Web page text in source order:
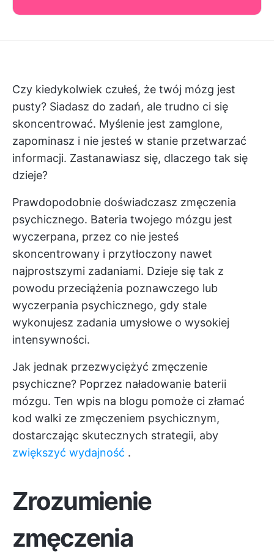
Czy kiedykolwiek czułeś, że twój mózg jest
pusty? Siadasz do zadań, ale trudno ci się
skoncentrować. Myślenie jest zamglone,
zapominasz i nie jesteś w stanie przetwarzać
informacji. Zastanawiasz się, dlaczego tak się
dzieje?
Prawdopodobnie doświadczasz zmęczenia
psychicznego. Bateria twojego mózgu jest
wyczerpana, przez co nie jesteś
skoncentrowany i przytłoczony nawet
najprostszymi zadaniami. Dzieje się tak z
powodu przeciążenia poznawczego lub
wyczerpania psychicznego, gdy stale
wykonujesz zadania umysłowe o wysokiej
intensywności.
Jak jednak przezwyciężyć zmęczenie
psychiczne? Poprzez naładowanie baterii
mózgu. Ten wpis na blogu pomoże ci złamać
kod walki ze zmęczeniem psychicznym,
dostarczając skutecznych strategii, aby
zwiększyć wydajność .
Zrozumienie
zmęczenia